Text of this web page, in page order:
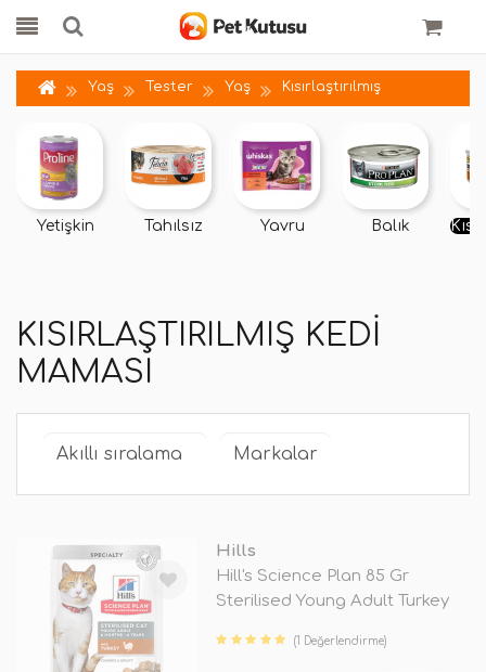
Yaş Tester Yaş Kısırlaştırılmış
Yetişkin Tahılsız Yavru Balık
KISIRLAŞTIRILMIŞ KEDI
MAMASI
Hills
Hill's Science Plan 85 Gr
Sterilised Young Adult Turkey
(1 Değerlendirme)